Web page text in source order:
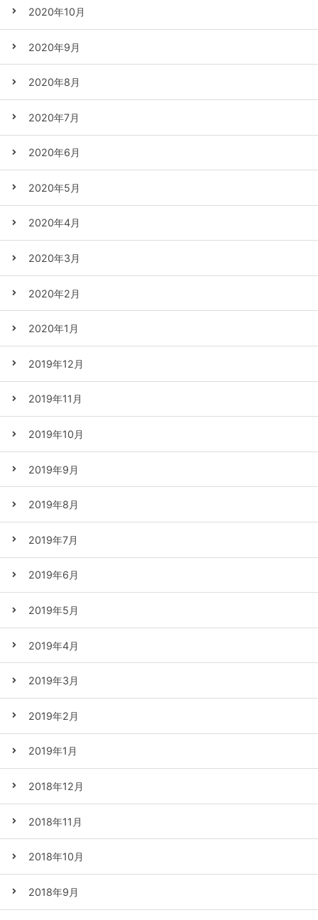
2020年10月
2020年9月
2020年8月
2020年7月
2020年6月
2020年5月
2020年4月
2020年3月
2020年2月
2020年1月
2019年12月
2019年11月
2019年10月
2019年9月
2019年8月
2019年7月
2019年6月
2019年5月
2019年4月
2019年3月
2019年2月
2019年1月
2018年12月
2018年11月
2018年10月
2018年9月